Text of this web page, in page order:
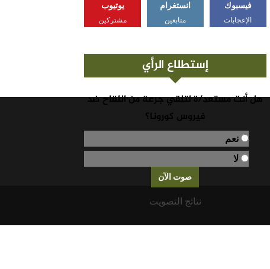
فيسبوك
الإعجابات
انستغرام
متابعين
يوتيوب
مشتركين
إستطلاع الرأي
هل أنت مستعد/ة لتلقي جرعة من اللقاح ضد
فيروس كورونا؟
نعم
لا
نتائج التصويت